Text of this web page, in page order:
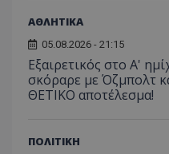
ΑΘΛΗΤΙΚΑ
05.08.2026 - 21:15
Εξαιρετικός στο Α'
σκόραρε με Όζμπολτ
ΘΕΤΙΚΟ αποτέλεσμα!
ΠΟΛΙΤΙΚΗ